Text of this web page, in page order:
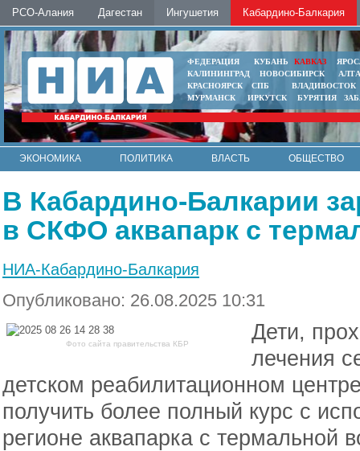
РСО-Алания Дагестан Ингушетия Кабардино-Балкария
ФЕДЕРАЦИЯ КУБАНЬ КАВКАЗ
КАЛИНИНГРАД
НОВОСИБИРСК
КРАСНОЯРСК
СПБ
ВЛАДИВОСТОК
МУРМАНСК
ИРКУТСК БУРЯТИЯ
ЭКОНОМИКА ПОЛИТИКА ВЛАСТЬ
ОБЩЕСТВО
В Кабардино-Балкарии
в СКФО аквапарк с
НИА-Кабардино-Балкария
Опубликовано: 26.08.2025 10:31
Фото сайта правительства КБР
Дети,
лечения
детском реабилитационном
получить более полный курс с
регионе аквапарка с термальной